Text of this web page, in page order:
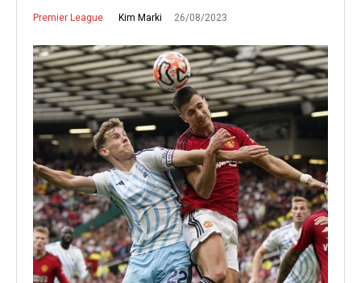
Premier League Kim Marki 26/08/2023